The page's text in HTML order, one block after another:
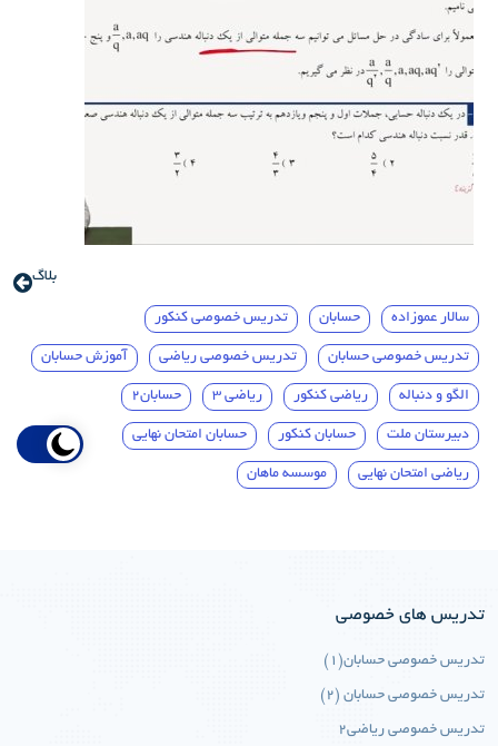
بلاگ
سالار عموزاده حسابان تدریس خصوصی کنکور
تدریس خصوصی حسابان تدریس خصوصی ریاضی آموزش حسابان
الگو و دنباله ریاضی کنکور ریاضی 3 حسابان2
دبیرستان ملت حسابان کنکور حسابان امتحان نهایی
ریاضی امتحان نهایی موسسه ماهان
تدریس های خصوصی
تدریس خصوصی حسابان(1)
تدریس خصوصی حسابان (2)
تدریس خصوصی ریاضی2